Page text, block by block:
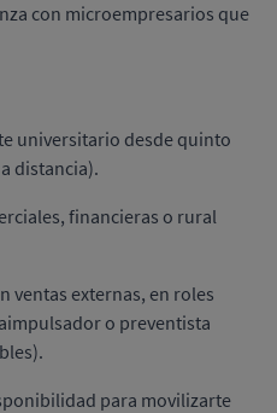
con microempresarios que
universitario desde quinto
distancia).
financieras o rural
ventas externas, en roles
o preventista
para movilizarte